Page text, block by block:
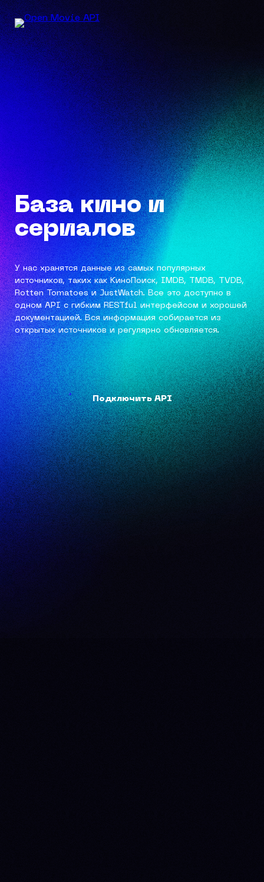
База кино и
сериалов
У нас хранятся данные из самых популярных
источников, таких как КиноПоиск, IMDB, TMDB, TVDB,
Rotten Tomatoes и JustWatch. Все это доступно в
одном API с гибким RESTful интерфейсом и хорошей
документацией. Вся информация собирается из
открытых источников и регулярно обновляется.
Подключить API
Подключить API